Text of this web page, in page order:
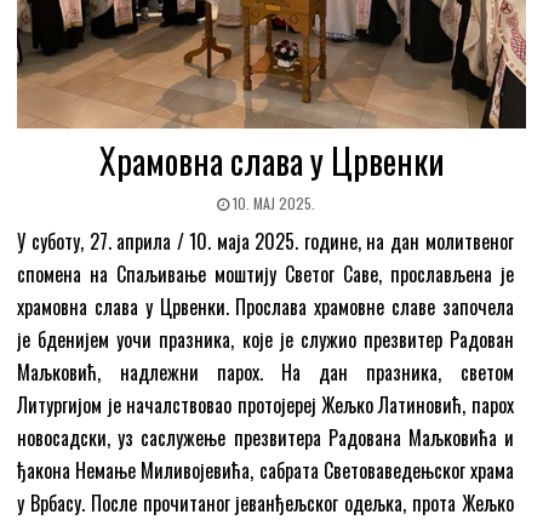
Храмовна слава у Црвенки
10. МАЈ 2025.
У суботу, 27. априла / 10. маја 2025. године, на дан молитвеног
спомена на Спаљивање моштију Светог Саве, прослављена је
храмовна слава у Црвенки. Прослава храмовне славе започела
је бденијем уочи празника, које је служио презвитер Радован
Маљковић, надлежни парох. На дан празника, светом
Литургијом је началствовао протојереј Жељко Латиновић, парох
новосадски, уз саслужење презвитера Радована Маљковића и
ђакона Немање Миливојевића, сабрата Световаведењског храма
у Врбасу. После прочитаног јеванђељског одељка, прота Жељко